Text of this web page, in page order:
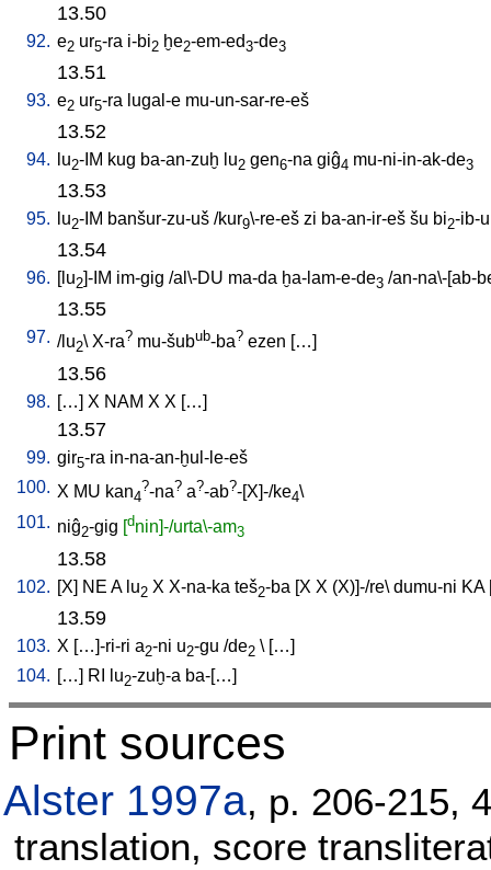
13.50
92. e2 ur5-ra i-bi2 ḫe2-em-ed3-de3
13.51
93. e2 ur5-ra lugal-e mu-un-sar-re-eš
13.52
94. lu2-IM kug ba-an-zuḫ lu2 gen6-na giĝ4 mu-ni-in-ak-de3
13.53
95. lu2-IM banšur-zu-uš /kur9\-re-eš zi ba-an-ir-eš šu bi2-ib-
13.54
96. [lu2]-IM im-gig /al\-DU ma-da ḫa-lam-e-de3 /an-na\-[ab-
13.55
97. /lu2\ X-ra? mu-šubub-ba? ezen […]
13.56
98. […] X NAM X X […]
13.57
99. gir5-ra in-na-an-ḫul-le-eš
100. X MU kan4
?-na? a?-ab?-[X]-/ke4\
101. niĝ2-gig [dnin]-/urta\-am3
13.58
102. [X] NE A lu2 X X-na-ka teš2-ba [X X (X)]-/re\ dumu-ni KA
13.59
103. X […]-ri-ri a2-ni u2-gu /de2 \ […]
104. […] RI lu2-zuḫ-a ba-[…]
Print sources
Alster 1997a, p. 206-215,
translation, score